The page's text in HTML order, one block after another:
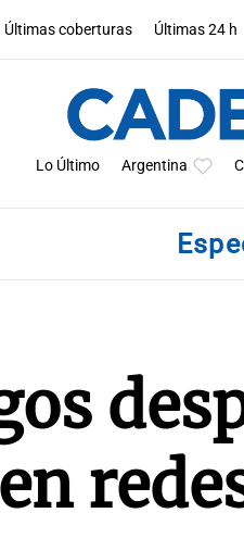
Últimas coberturas Últimas 24 h
Lo Último Argentina